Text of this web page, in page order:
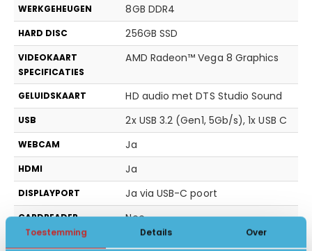
Toestemming Details Over
WERKGEHEUGEN 8GB DDR4
HARD DISC 256GB SSD
VIDEOKAART
SPECIFICATIES
AMD Radeon™ Vega 8 Graphics
GELUIDSKAART HD audio met DTS Studio Sound
USB 2x USB 3.2 (Gen1, 5Gb/s), 1x USB C
WEBCAM Ja
HDMI Ja
DISPLAYPORT Ja via USB-C poort
CARDREADER Nee